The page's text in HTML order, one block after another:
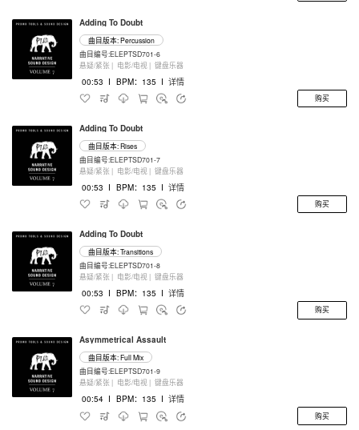
Adding To Doubt
曲目版本: Percussion
曲目编号:ELEPTSD701-6
悬疑/紧张 | 电影/电视 | 键盘乐器
00:53 I BPM：135 I 详情
购买
Adding To Doubt
曲目版本: Rises
曲目编号:ELEPTSD701-7
悬疑/紧张 | 电影/电视 | 键盘乐器
00:53 I BPM：135 I 详情
购买
Adding To Doubt
曲目版本: Transitions
曲目编号:ELEPTSD701-8
悬疑/紧张 | 电影/电视 | 键盘乐器
00:53 I BPM：135 I 详情
购买
Asymmetrical Assault
曲目版本: Full Mix
曲目编号:ELEPTSD701-9
悬疑/紧张 | 电影/电视 | 键盘乐器
00:54 I BPM：135 I 详情
购买